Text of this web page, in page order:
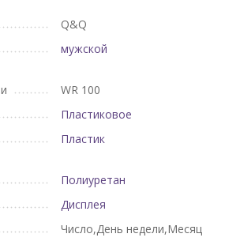
Q&Q
мужской
WR 100
Пластиковое
Пластик
Полиуретан
Дисплея
Число,День недели,Месяц